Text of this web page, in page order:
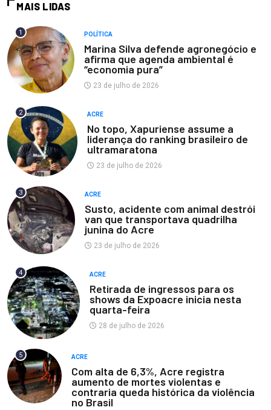
MAIS LIDAS
1 POLÍTICA
Marina Silva defende agronegócio e
afirma que agenda ambiental é
“economia pura”
23 de julho de 2026
2 ACRE
No topo, Xapuriense assume a
liderança do ranking brasileiro de
ultramaratona
23 de julho de 2026
3 ACRE
Susto, acidente com animal destrói
van que transportava quadrilha
junina do Acre
23 de julho de 2026
4 ACRE
Retirada de ingressos para os
shows da Expoacre inicia nesta
quarta-feira
28 de julho de 2026
5 ACRE
Com alta de 6,3%, Acre registra
aumento de mortes violentas e
contraria queda histórica da violência
no Brasil